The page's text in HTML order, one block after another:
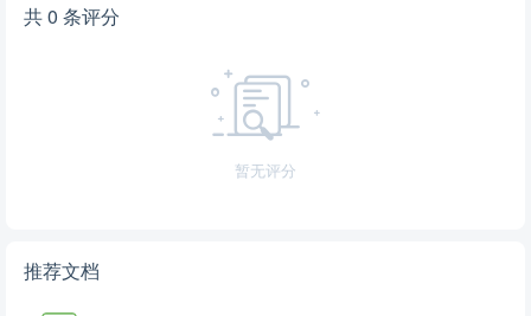
共 0 条评分
暂无评分
推荐文档